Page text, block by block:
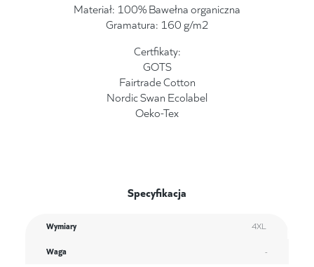
Materiał: 100% Bawełna organiczna
Gramatura: 160 g/m2
Certfikaty:
GOTS
Fairtrade Cotton
Nordic Swan Ecolabel
Oeko-Tex
Specyfikacja
Wymiary 4XL
Waga -